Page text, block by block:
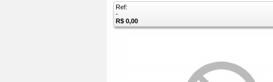
Ref:
-
R$ 0,00